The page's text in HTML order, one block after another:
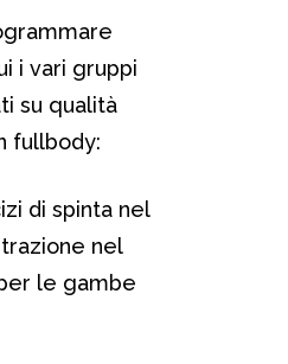
i vari gruppi
su qualità
fullbody:
di spinta nel
nel
le gambe